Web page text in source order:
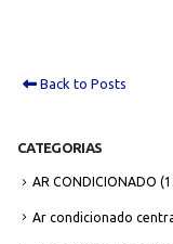
Back to Posts
CATEGORIAS
AR CONDICIONADO
Ar condicionado